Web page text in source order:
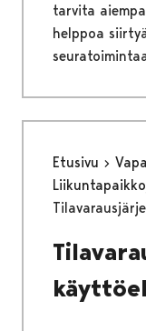
tarvita
helppoa
Etusivu